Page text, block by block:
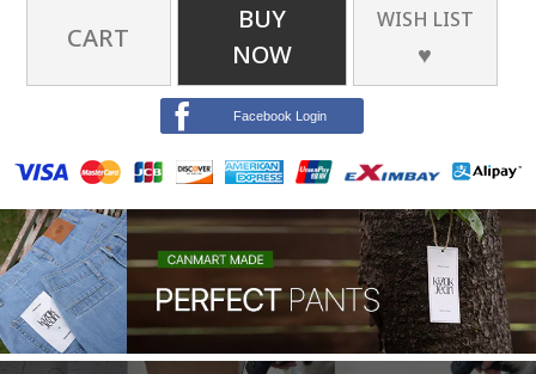
CART
BUY
NOW
WISH LIST
♥
Facebook Login